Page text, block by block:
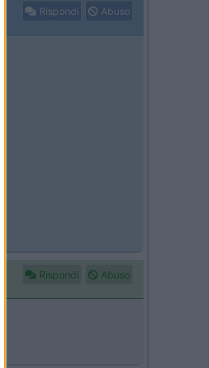
Rispondi Abuso
Rispondi Abuso